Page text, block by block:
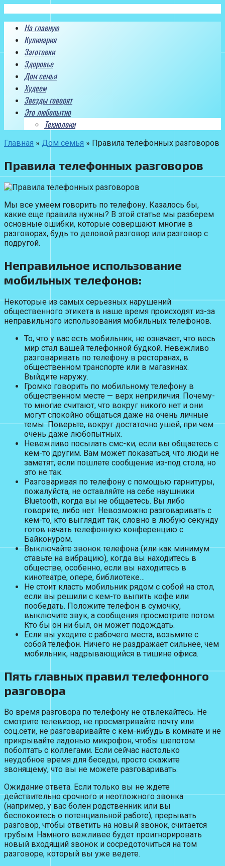
контентуНа главную
Кулинария
Заготовки
Здоровье
Дом семья
Худеем
Звезды говорят
Это любопытно
Технолоии
Главная » Дом семья » Правила телефонных разговоров
Правила телефонных разговоров
Мы все умеем говорить по телефону. Казалось бы,
какие еще правила нужны? В этой статье мы разберем
основные ошибки, которые совершают многие в
разговорах, будь то деловой разговор или разговор с
подругой.
Неправильное использование
мобильных телефонов:
Некоторые из самых серьезных нарушений
общественного этикета в наше время происходят из-за
неправильного использования мобильных телефонов.
То, что у вас есть мобильник, не означает, что весь
мир стал вашей телефонной будкой. Невежливо
разговаривать по телефону в ресторанах, в
общественном транспорте или в магазинах.
Выйдите наружу.
Громко говорить по мобильному телефону в
общественном месте — верх неприличия. Почему-
то многие считают, что вокруг никого нет и они
могут спокойно общаться даже на очень личные
темы. Поверьте, вокруг достаточно ушей, при чем
очень даже любопытных.
Невежливо посылать смс-ки, если вы общаетесь с
кем-то другим. Вам может показаться, что люди не
заметят, если пошлете сообщение из-под стола, но
это не так.
Разговаривая по телефону с помощью гарнитуры,
пожалуйста, не оставляйте на себе наушники
Bluetooth, когда вы не общаетесь. Вы либо
говорите, либо нет. Невозможно разговаривать с
кем-то, кто выглядит так, словно в любую секунду
готов начать телефонную конференцию с
Байконуром.
Выключайте звонок телефона (или как минимум
ставьте на вибрацию), когда вы находитесь в
обществе, особенно, если вы находитесь в
кинотеатре, опере, библиотеке…
Не стоит класть мобильник рядом с собой на стол,
если вы решили с кем-то выпить кофе или
пообедать. Положите телефон в сумочку,
выключите звук, а сообщения просмотрите потом.
Кто бы он ни был, он может подождать.
Если вы уходите с рабочего места, возьмите с
собой телефон. Ничего не раздражает сильнее, чем
мобильник, надрывающийся в тишине офиса.
Пять главных правил телефонного
разговора
Во время разговора по телефону не отвлекайтесь. Не
смотрите телевизор, не просматривайте почту или
соц.сети, не разговаривайте с кем-нибудь в комнате и не
прикрывайте ладонью микрофон, чтобы шепотом
поболтать с коллегами. Если сейчас настолько
неудобное время для беседы, просто скажите
звонящему, что вы не можете разговаривать.
Ожидание ответа. Если только вы не ждете
действительно срочного и неотложного звонка
(например, у вас болен родственник или вы
беспокоитесь о потенциальной работе), прерывать
разговор, чтобы ответить на новый звонок, считается
грубым. Намного вежливее будет проигнорировать
новый входящий звонок и сосредоточиться на том
разговоре, который вы уже ведете.